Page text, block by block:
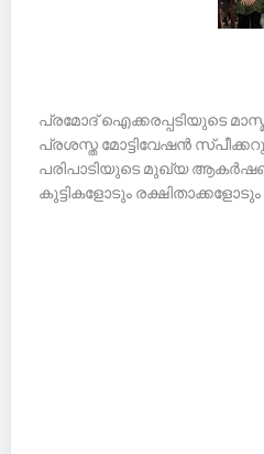
പ്രമോദ് ഐക്കരപ്പടിയുടെ
പ്രശസ്ത മോട്ടിവേഷൻ
പരിപാടിയുടെ മുഖ്യ
കുട്ടികളോടും രക്ഷിതാക്കളോടും